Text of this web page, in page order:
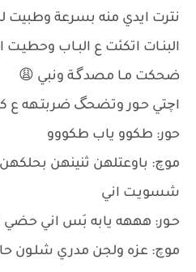
نترت ايدي منه بسرعة وطبيت
البنـات اتكئت ع البـاب وحطيـت
ضحكت مـا مصدگـة ونبي 😩
اچتي حـور وتضحگ ضربتـهه ع
حور: طكوو ياب طكووو
موچ: باوعتلهن ثنينهن
شسويـت اني
حـور: هههه يابه بَس اني حضي
موچ: عزه ولجن مدري شلـون